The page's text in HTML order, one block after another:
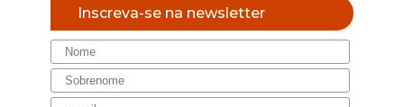
Inscreva-se na newsletter